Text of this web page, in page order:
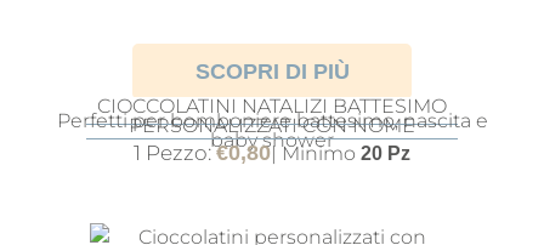
SCOPRI DI PIÙ
CIOCCOLATINI NATALIZI BATTESIMO
PERSONALIZZATI CON NOME
Perfetti per bomboniere battesimo, nascita e
baby shower
1 Pezzo:€0,80| Minimo 20 Pz